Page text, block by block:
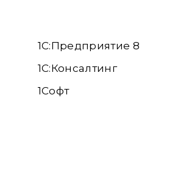
1С:Предприятие 8
1С:Консалтинг
1Софт